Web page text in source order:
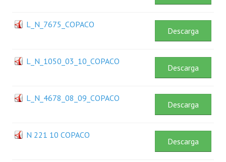
Resoluciones de Carácter General
Informe y Dictamen sobre el Informe Financiero del Ministerio de
Rendición de Cuentas de Viáticos
L_N_7675_COPACO
Descarga
L_N_1050_03_10_COPACO
Descarga
L_N_4678_08_09_COPACO
Descarga
N 221 10 COPACO
Descarga